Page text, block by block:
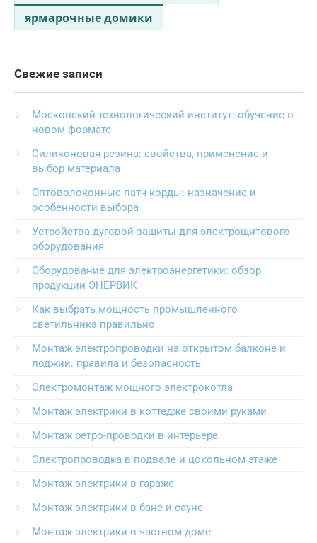
ярмарочные домики
Свежие записи
Московский технологический институт: обучение в
новом формате
Силиконовая резина: свойства, применение и
выбор материала
Оптоволоконные патч-корды: назначение и
особенности выбора
Устройства дуговой защиты для электрощитового
оборудования
Оборудование для электроэнергетики: обзор
продукции ЭНЕРВИК
Как выбрать мощность промышленного
светильника правильно
Монтаж электропроводки на открытом балконе и
лоджии: правила и безопасность
Электромонтаж мощного электрокотла
Монтаж электрики в коттедже своими руками
Монтаж ретро-проводки в интерьере
Электропроводка в подвале и цокольном этаже
Монтаж электрики в гараже
Монтаж электрики в бане и сауне
Монтаж электрики в частном доме